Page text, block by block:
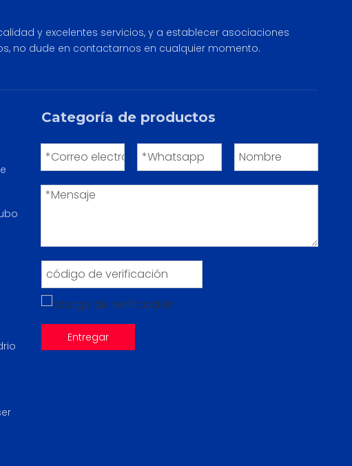
y excelentes servicios, y a establecer asociaciones
no dude en contactarnos en cualquier momento.
Categoría de productos
Entregar